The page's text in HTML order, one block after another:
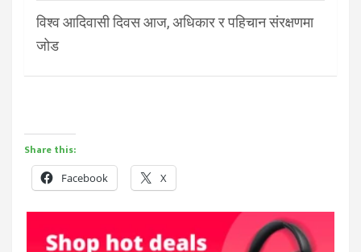
विश्व आदिवासी दिवस आज, अधिकार र पहिचान संरक्षणमा
जोड
Share this:
Facebook X